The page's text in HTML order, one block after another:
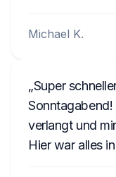
Michael K.
Super
verlangt und
Hier war alles